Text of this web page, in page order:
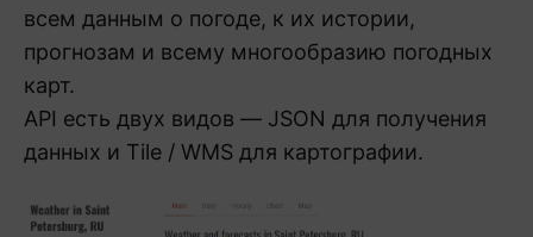
всем данным о погоде, к их истории,
прогнозам и всему многообразию погодных
карт.
API есть двух видов — JSON для получения
данных и Tile / WMS для картографии.